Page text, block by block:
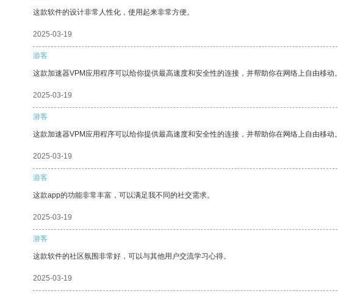
这款软件的设计非常人性化，使用起来非常方便。
2025-03-19
游客
这款加速器VPM应用程序可以给你提供最高速度和安全性的连接，并帮助你在网络上自由移动。
2025-03-19
游客
这款加速器VPM应用程序可以给你提供最高速度和安全性的连接，并帮助你在网络上自由移动。
2025-03-19
游客
这款app的功能非常丰富，可以满足我不同的社交需求。
2025-03-19
游客
这款软件的社区氛围非常好，可以与其他用户交流学习心得。
2025-03-19